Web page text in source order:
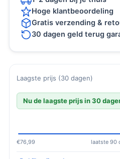
Hoge klantbeoordeling
Gratis verzending &
30 dagen geld terug
Laagste prijs (30 dagen)
Nu de laagste prijs in 30
€76,99 laatste 90